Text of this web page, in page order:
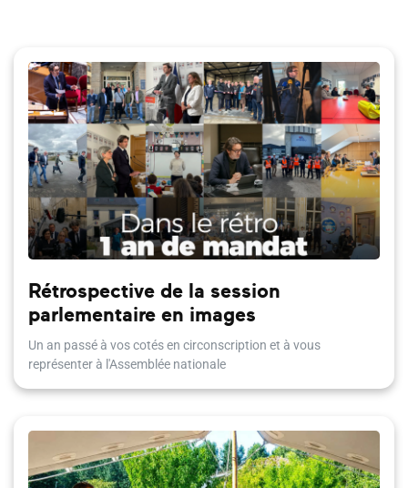
Rétrospective de la session
parlementaire en images
Un an passé à vos cotés en circonscription et à vous
représenter à l'Assemblée nationale